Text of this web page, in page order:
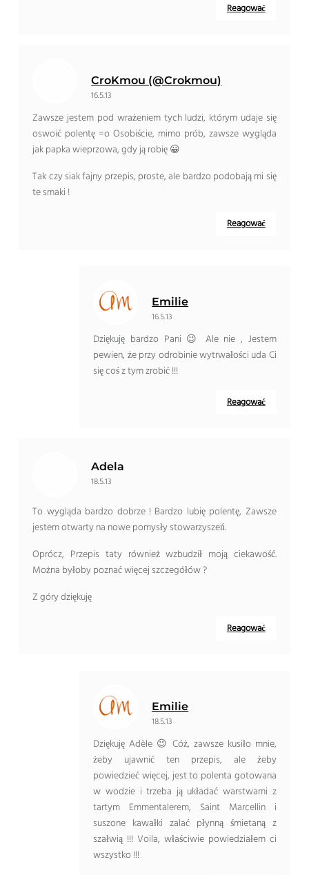
Reagować
CroKmou (@Crokmou)
16.5.13
Zawsze jestem pod wrażeniem tych ludzi, którym udaje się
oswoić polentę =o Osobiście, mimo prób, zawsze wygląda
jak papka wieprzowa, gdy ją robię 😀
Tak czy siak fajny przepis, proste, ale bardzo podobają mi się
te smaki !
Reagować
Emilie
16.5.13
Dziękuję bardzo Pani 😉 Ale nie , Jestem
pewien, że przy odrobinie wytrwałości uda Ci
się coś z tym zrobić !!!
Reagować
Adela
18.5.13
To wygląda bardzo dobrze ! Bardzo lubię polentę, Zawsze
jestem otwarty na nowe pomysły stowarzyszeń.
Oprócz, Przepis taty również wzbudził moją ciekawość.
Można byłoby poznać więcej szczegółów ?
Z góry dziękuję
Reagować
Emilie
18.5.13
Dziękuję Adèle 😉 Cóż, zawsze kusiło mnie,
żeby ujawnić ten przepis, ale żeby
powiedzieć więcej, jest to polenta gotowana
w wodzie i trzeba ją układać warstwami z
tartym Emmentalerem, Saint Marcellin i
suszone kawałki zalać płynną śmietaną z
szałwią !!! Voila, właściwie powiedziałem ci
wszystko !!!